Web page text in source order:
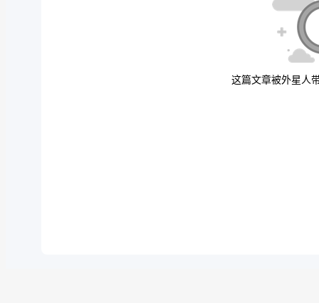
这篇文章被外星人